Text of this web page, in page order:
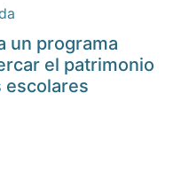
un programa
el patrimonio
escolares